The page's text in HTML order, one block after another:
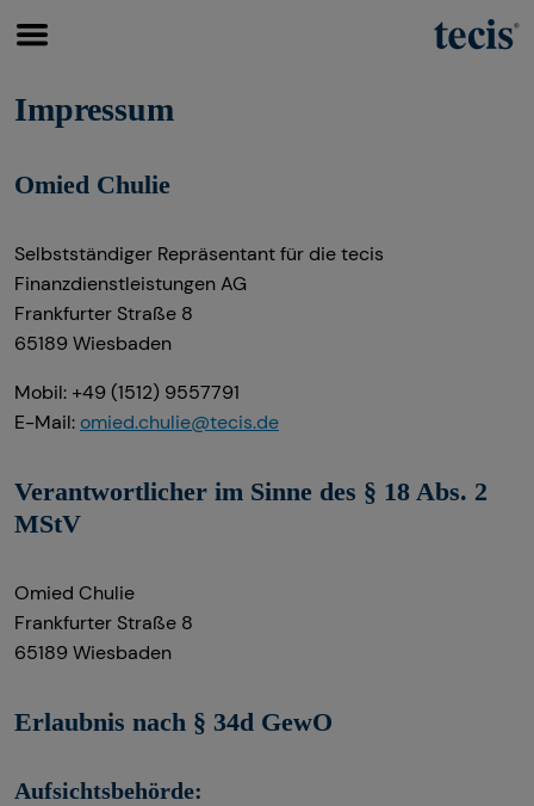
Finanzberatung
Betriebliche Altersvorsorge
Investment
Kapitalanlage Immobilien
Altersvorsorge
Wissenswertes
Podcast
teamzukunft
Interview
Karriere-Infos
Service
Impressum
Omied Chulie
Selbstständiger Repräsentant für die tecis
Finanzdienstleistungen AG
Frankfurter Straße 8
65189 Wiesbaden
Mobil: +49 (1512) 9557791
E-Mail: omied.chulie@tecis.de
Verantwortlicher im Sinne des § 18 Abs. 2
MStV
Omied Chulie
Frankfurter Straße 8
65189 Wiesbaden
Erlaubnis nach § 34d GewO​
Aufsichtsbehörde: